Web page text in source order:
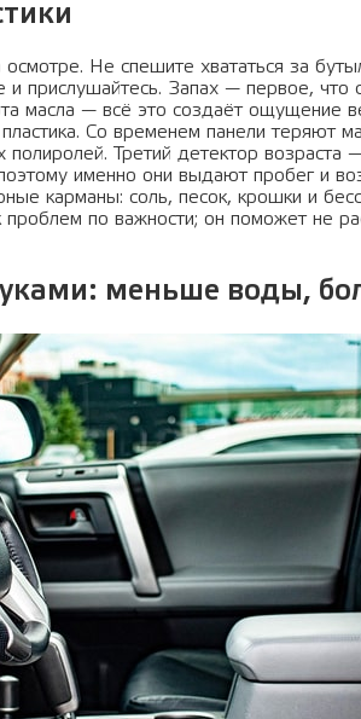
осмотре. Не спешите хвататься за
и прислушайтесь. Запах — первое, что
масла — всё это создаёт ощущение
Со временем панели теряют
Третий детектор возраста
именно они выдают пробег и
карманы: соль, песок, крошки и
проблем по важности; он поможет не
меньше воды,